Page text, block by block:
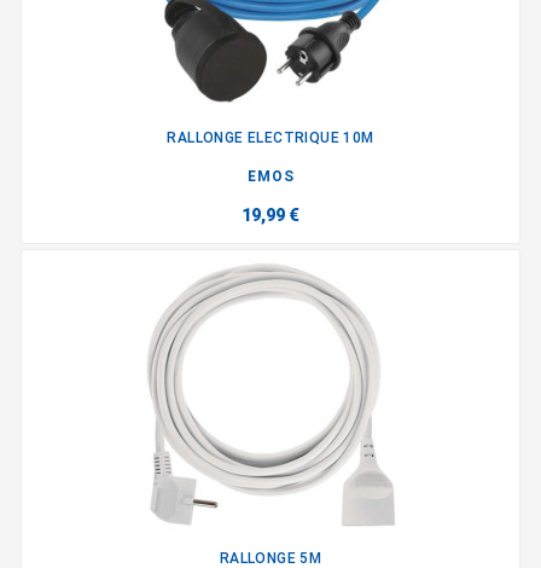
RALLONGE ELECTRIQUE 10M
EMOS
19,99 €
RALLONGE 5M